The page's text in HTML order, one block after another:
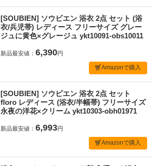
[SOUBIEN] ソウビエン 浴衣 2点 セット (浴
衣/兵児帯) レディース フリーサイズ グレー
ジュに黄色×グレージュ ykt10091-obs10011
新品最安値： 6,390円
Amazonで購入
[SOUBIEN] ソウビエン 浴衣 2点 セット
floro レディース (浴衣/半幅帯) フリーサイズ
永夜の洋花×クリーム ykt10303-obh01971
新品最安値： 6,993円
Amazonで購入